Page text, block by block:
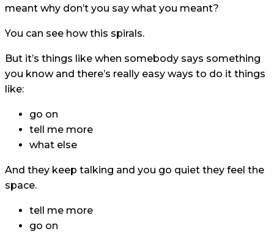
meant why don’t you say what you meant?
You can see how this spirals.
But it’s things like when somebody says something
you know and there’s really easy ways to do it things
like:
go on
tell me more
what else
And they keep talking and you go quiet they feel the
space.
tell me more
go on